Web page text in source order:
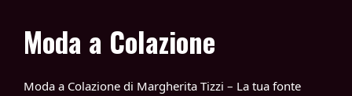
Moda a Colazione
Moda a Colazione di Margherita Tizzi – La tua fonte